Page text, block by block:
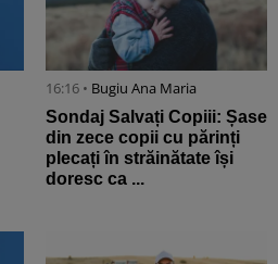
16:16 • Bugiu ⁠Ana Maria
Sondaj Salvați Copiii: Șase
din zece copii cu părinți
plecați în străinătate își
doresc ca ...